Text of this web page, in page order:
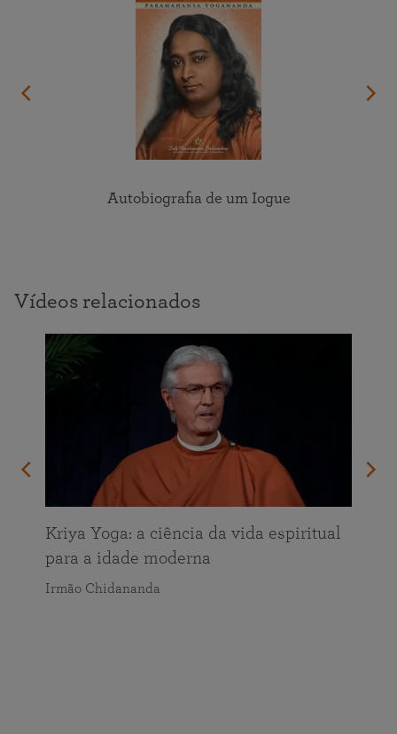
Autobiografia de um Iogue
Vídeos relacionados
Kriya Yoga: a ciência da vida espiritual
para a idade moderna
Irmão Chidananda